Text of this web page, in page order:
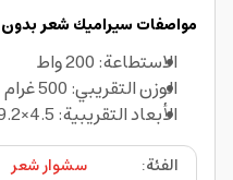
مواصفات سيراميك شعر
الاستطاعة: 200 واط
الوزن التقريبي: 500 غرام
الأبعاد التقريبية: 4.5×29.2 سم
الفئة:
سشوار شعر